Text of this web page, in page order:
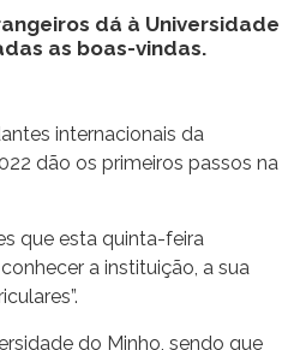
dá à Universidade
as boas-vindas.
internacionais da
dão os primeiros passos na
que esta quinta-feira
a instituição, a sua
do Minho, sendo que